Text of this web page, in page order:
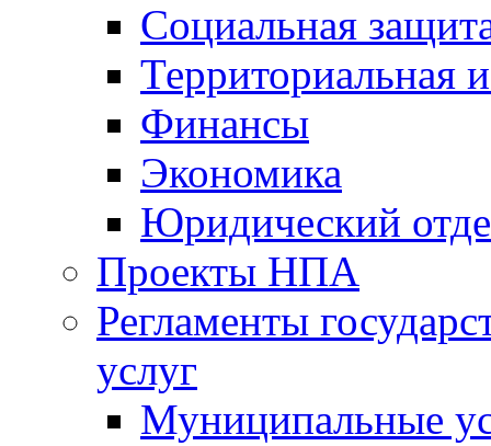
Социальная
Территориальная
Финансы
Экономика
Юридический
Проекты НПА
Регламенты
услуг
Муниципальные